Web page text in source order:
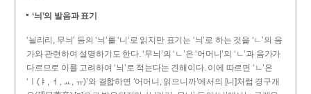
‘늬’의 발음과 표기
‘늴리리, 무늬’ 등의 ‘늬’를 ‘니’로 읽지만 표기는 ‘늬’로 하는 것을 ‘ㄴ’의 음
가와 관련하여 설명하기도 한다. ‘무늬’의 ‘ㄴ’은 ‘어머니’의 ‘ㄴ’과 음가가
다르므로 이를 고려하여 ‘늬’로 적는다는 견해이다. 이에 따르면 ‘ㄴ’은
‘ㅣ(ㅑ, ㅕ, ㅛ, ㅠ)’와 결합하면 ‘어머니, 읽으니까’에서의 [니]처럼 경구개